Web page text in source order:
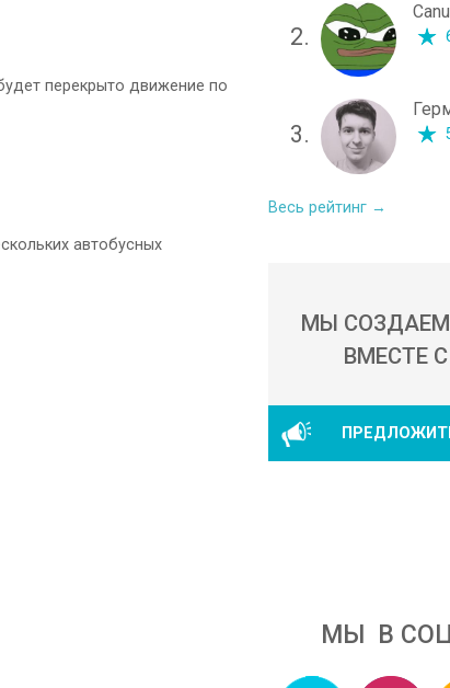
перекрыто движение по
автобусных
2.
3.
Весь рейтинг →
МЫ
ВМЕСТЕ
МЫ В